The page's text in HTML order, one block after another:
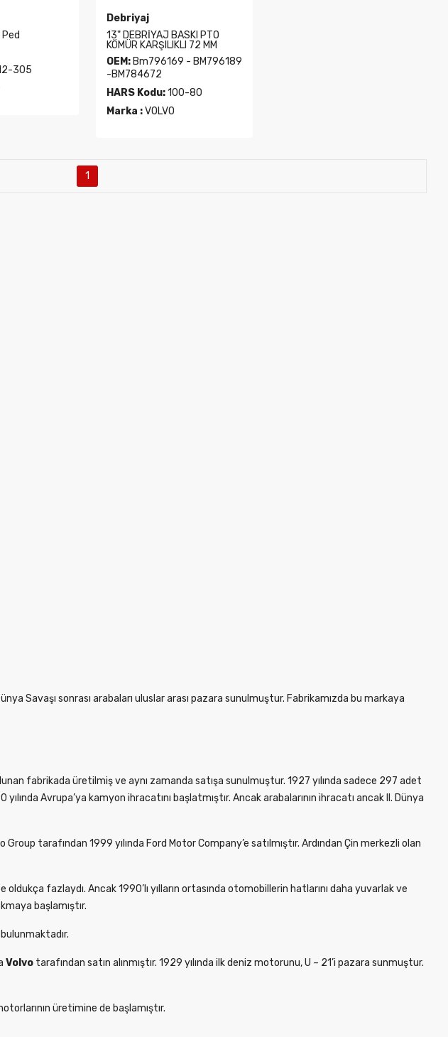
305
Debriyaj
13" DEBRİYAJ BASKI PTO
KÖMÜR KARŞILIKLI 72 MM
OEM:Bm796169 - BM796189
-BM784672
HARS Kodu:100-80
Marka :VOLVO
1
Savaşı sonrası arabaları uluslar arası pazara sunulmuştur. Fabrikamızda bu markaya
fabrikada üretilmiş ve aynı zamanda satışa sunulmuştur. 1927 yılında sadece 297 adet
Avrupa’ya kamyon ihracatını başlatmıştır. Ancak arabalarının ihracatı ancak II. Dünya
Group tarafından 1999 yılında Ford Motor Company’e satılmıştır. Ardından Çin merkezli olan
fazlaydı. Ancak 1990’lı yılların ortasında otomobillerin hatlarını daha yuvarlak ve
başlamıştır.
Volvo tarafından satın alınmıştır. 1929 yılında ilk deniz motorunu, U – 21’i pazara sunmuştur.
üretimine de başlamıştır.